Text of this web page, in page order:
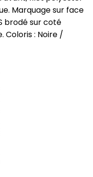
Marquage sur face
brodé sur coté
Coloris : Noire /